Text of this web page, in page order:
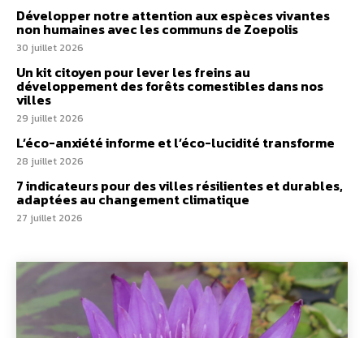
Développer notre attention aux espèces vivantes
non humaines avec les communs de Zoepolis
30 juillet 2026
Un kit citoyen pour lever les freins au
développement des forêts comestibles dans nos
villes
29 juillet 2026
L’éco-anxiété informe et l’éco-lucidité transforme
28 juillet 2026
7 indicateurs pour des villes résilientes et durables,
adaptées au changement climatique
27 juillet 2026